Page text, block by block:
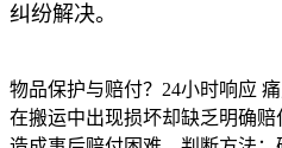
纠纷解决。
物品保护与赔付？24小时响应
在搬运中出现损坏却缺乏明确赔